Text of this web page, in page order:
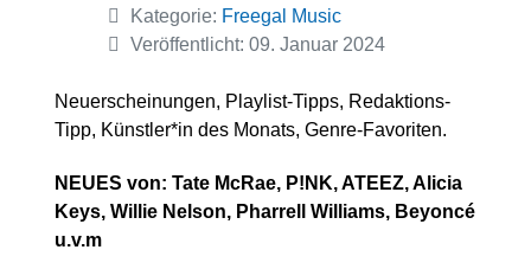
Kategorie: Freegal Music
Veröffentlicht: 09. Januar 2024
Neuerscheinungen, Playlist-Tipps, Redaktions-
Tipp, Künstler*in des Monats, Genre-Favoriten.
NEUES von: Tate McRae, P!NK, ATEEZ, Alicia
Keys, Willie Nelson, Pharrell Williams, Beyoncé
u.v.m